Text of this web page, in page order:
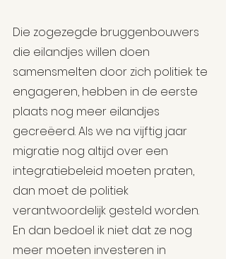
Die zogezegde bruggenbouwers
die eilandjes willen doen
samensmelten door zich politiek te
engageren, hebben in de eerste
plaats nog meer eilandjes
gecreëerd. Als we na vijftig jaar
migratie nog altijd over een
integratiebeleid moeten praten,
dan moet de politiek
verantwoordelijk gesteld worden.
En dan bedoel ik niet dat ze nog
meer moeten investeren in